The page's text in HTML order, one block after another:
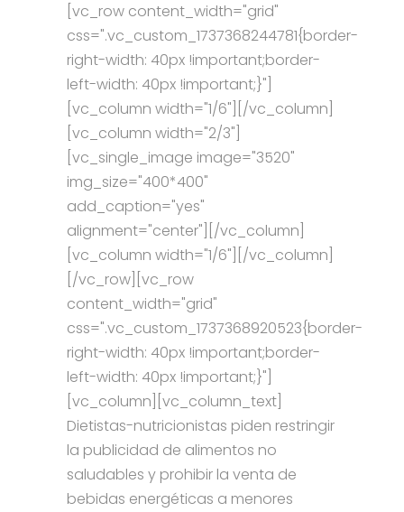
[vc_row content_width="grid"
css=".vc_custom_1737368244781{border-
right-width: 40px !important;border-
left-width: 40px !important;}"]
[vc_column width="1/6"][/vc_column]
[vc_column width="2/3"]
[vc_single_image image="3520"
img_size="400*400"
add_caption="yes"
alignment="center"][/vc_column]
[vc_column width="1/6"][/vc_column]
[/vc_row][vc_row
content_width="grid"
css=".vc_custom_1737368920523{border-
right-width: 40px !important;border-
left-width: 40px !important;}"]
[vc_column][vc_column_text]
Dietistas-nutricionistas piden restringir
la publicidad de alimentos no
saludables y prohibir la venta de
bebidas energéticas a menores